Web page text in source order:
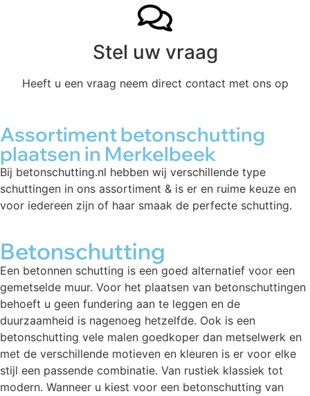
Stel uw vraag
Heeft u een vraag neem direct contact met ons op
Assortiment betonschutting
plaatsen in Merkelbeek
Bij betonschutting.nl hebben wij verschillende type
schuttingen in ons assortiment & is er en ruime keuze en
voor iedereen zijn of haar smaak de perfecte schutting.
Betonschutting
Een betonnen schutting is een goed alternatief voor een
gemetselde muur. Voor het plaatsen van betonschuttingen
behoeft u geen fundering aan te leggen en de
duurzaamheid is nagenoeg hetzelfde. Ook is een
betonschutting vele malen goedkoper dan metselwerk en
met de verschillende motieven en kleuren is er voor elke
stijl een passende combinatie. Van rustiek klassiek tot
modern. Wanneer u kiest voor een betonschutting van